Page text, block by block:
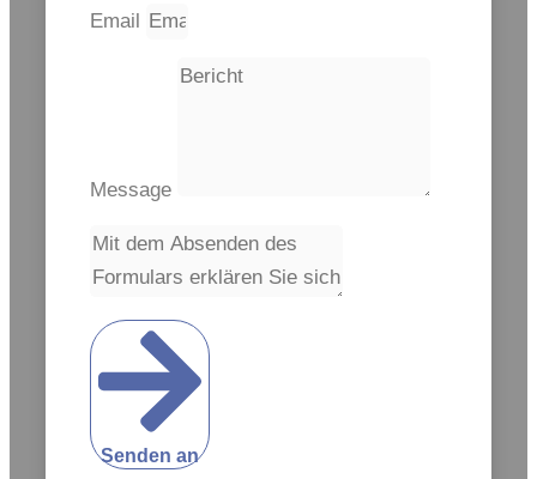
Email
Message
Senden an